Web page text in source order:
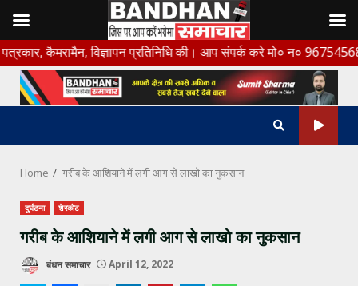
Skip
to
content
विज्ञापन प्रतिनिधि की। आप संपर्क करे मो० न० 9675456888
Home गरीब के आशियाने में लगी आग से लाखो का नुकसान
दुर्घटना शेरकोट
गरीब के आशियाने में लगी आग से लाखो का नुकसान
बंधन समाचार April 12, 2022